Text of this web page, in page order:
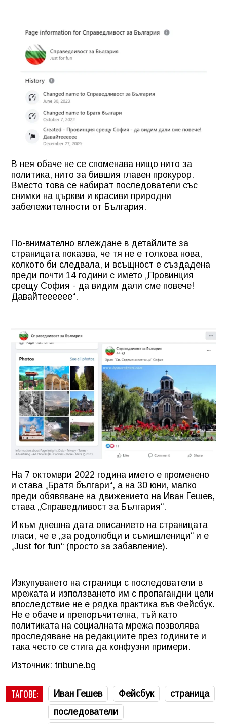
В нея обаче не се споменава нищо нито за
политика, нито за бившия главен прокурор.
Вместо това се набират последователи със
снимки на църкви и красиви природни
забележителности от България.
По-внимателно вглеждане в детайлите за
страницата показва, че тя не е толкова нова,
колкото би следвала, и всъщност е създадена
преди почти 14 години с името „Провинция
срещу София - да видим дали сме повече!
Давайтееееее“.
На 7 октомври 2022 година името е променено
и става „Братя българи“, а на 30 юни, малко
преди обявяване на движението на Иван Гешев,
става „Справедливост за България“.
И към днешна дата описанието на страницата
гласи, че е „за родолюбци и съмишленици“ и е
„Just for fun“ (просто за забавление).
Изкупуването на страници с последователи в
мрежата и използването им с пропагандни цели
впоследствие не е рядка практика във Фейсбук.
Не е обаче и препоръчителна, тъй като
политиката на социалната мрежа позволява
проследяване на редакциите през годините и
така често се стига да конфузни примери.
Източник: tribune.bg
ТАГОВЕ: Иван Гешев Фейсбук
страница
последователи